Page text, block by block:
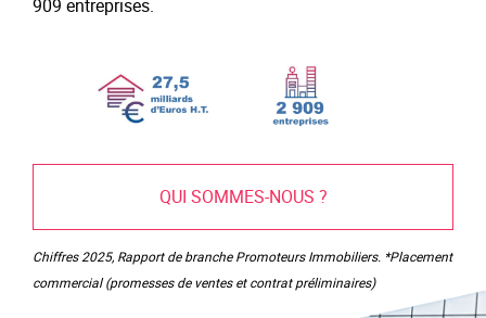
909 entreprises.
QUI SOMMES-NOUS ?
Chiffres 2025, Rapport de branche Promoteurs Immobiliers. *Placement
commercial (promesses de ventes et contrat préliminaires)